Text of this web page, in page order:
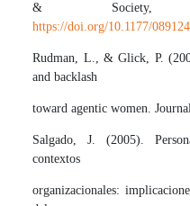
& Society,
https://doi.org/10.1177/
Rudman, L., & Glick, P.
and backlash
toward agentic women.
Salgado, J. (2005).
contextos
organizacionales: